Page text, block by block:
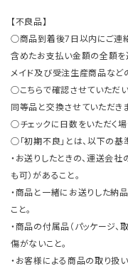
【不良品】
○商品到着後7日以内にご連
含めたお支払い金額の全額を
メイド及び受注生産商品など
○こちらで確認させていただ
同等品と交換させていただきま
○チェックに日数をいただく
○「初期不良」とは、以下の基
・お送りしたときの、運送会
も可）があること。
・商品と一緒にお送りした納
こと。
・商品の付属品（パッケージ
傷がないこと。
・お客様による商品の取り扱